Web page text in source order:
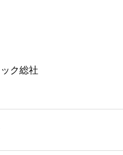
ク総社